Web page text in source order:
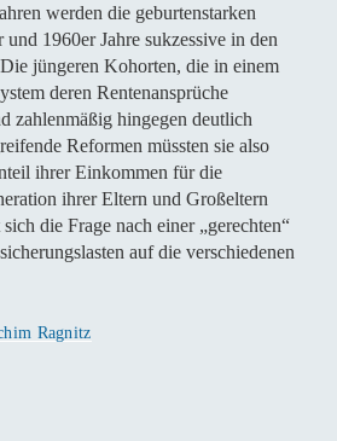
werden die geburtenstarken
und 1960er Jahre sukzessive in den
jüngeren Kohorten, die in einem
deren Rentenansprüche
zahlenmäßig hingegen deutlich
Reformen müssten sie also
ihrer Einkommen für die
ihrer Eltern und Großeltern
die Frage nach einer „gerechten“
auf die verschiedenen
Ragnitz